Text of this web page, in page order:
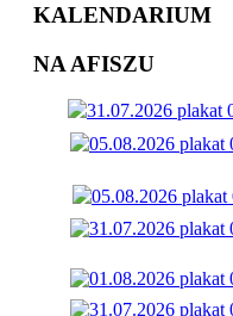
KALENDARIUM
NA AFISZU